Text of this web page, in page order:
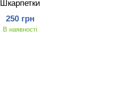
Шкарпетки
250 грн
В наявності